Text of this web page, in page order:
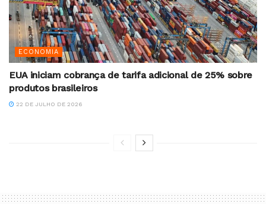
ECONOMIA
EUA iniciam cobrança de tarifa adicional de 25% sobre
produtos brasileiros
22 DE JULHO DE 2026